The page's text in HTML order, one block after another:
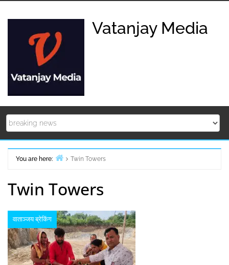
Vatanjay Media
You are here:
Twin Towers
Twin Towers
वाताञ्जय ब्रेकिंग